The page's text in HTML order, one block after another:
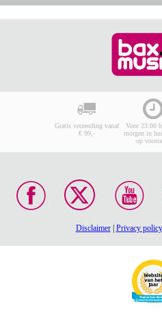
Gratis verzending vanaf
€ 99,-
Voor 23:00
morgen in
op
Disclaimer| Privacy policy